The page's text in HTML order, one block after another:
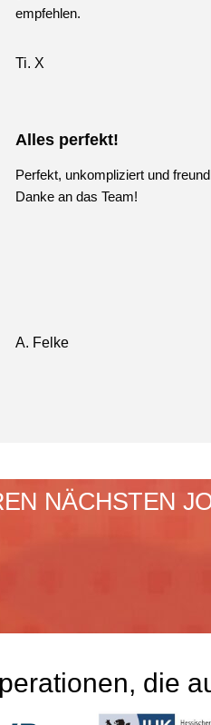
empfehlen.
Ti. X
Alles perfekt!
Perfekt, unkompliziert und
Danke an das Team!
A. Felke
NÄCHSTEN
die